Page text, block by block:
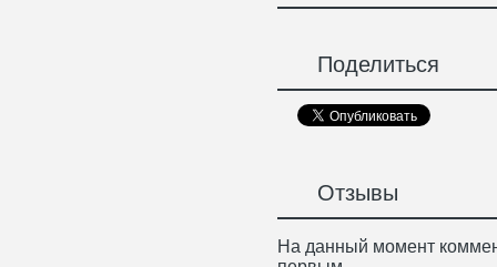
Поделиться
Отзывы
На данный момент